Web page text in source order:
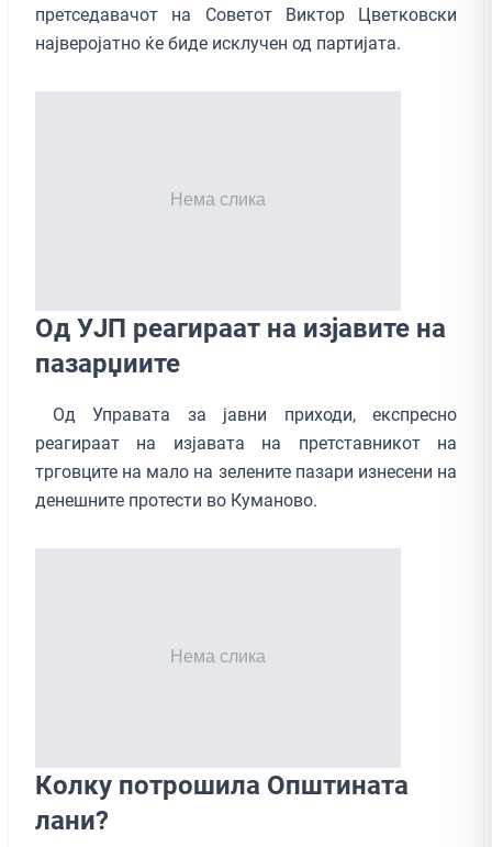
претседавачот на Советот Виктор Цветковски
најверојатно ќе биде исклучен од партијата.
Од УЈП реагираат на изјавите на
пазарџиите
Од Управата за јавни приходи, експресно
реагираат на изјавата на претставникот на
трговците на мало на зелените пазари изнесени на
денешните протести во Куманово.
Колку потрошила Oпштината
лани?